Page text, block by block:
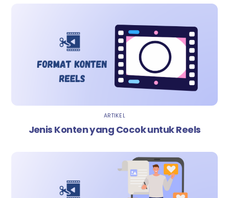
ARTIKEL
Jenis Konten yang Cocok untuk Reels